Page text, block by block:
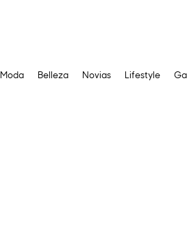
Moda Belleza Novias Lifestyle